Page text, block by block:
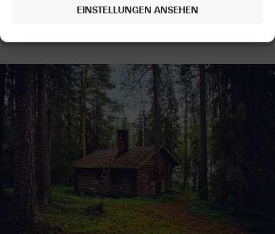
EINSTELLUNGEN ANSEHEN
Auf Grundlage Ihrer Angaben wird ein individuelles und